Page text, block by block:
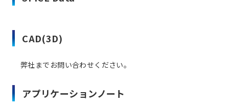
CAD(3D)
弊社までお問い合わせください。
アプリケーションノート